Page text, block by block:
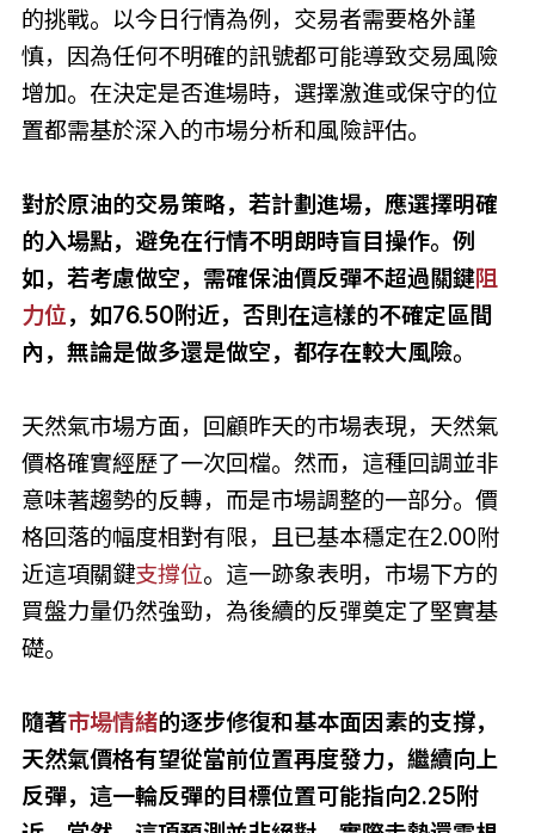
的挑戰。以今日行情為例，交易者需要格外謹
慎，因為任何不明確的訊號都可能導致交易風險
增加。在決定是否進場時，選擇激進或保守的位
置都需基於深入的市場分析和風險評估。
對於原油的交易策略，若計劃進場，應選擇明確
的入場點，避免在行情不明朗時盲目操作。例
如，若考慮做空，需確保油價反彈不超過關鍵阻
力位，如76.50附近，否則在這樣的不確定區間
內，無論是做多還是做空，都存在較大風險。
天然氣市場方面，回顧昨天的市場表現，天然氣
價格確實經歷了一次回檔。然而，這種回調並非
意味著趨勢的反轉，而是市場調整的一部分。價
格回落的幅度相對有限，且已基本穩定在2.00附
近這項關鍵支撐位。這一跡象表明，市場下方的
買盤力量仍然強勁，為後續的反彈奠定了堅實基
礎。
隨著市場情緒的逐步修復和基本面因素的支撐，
天然氣價格有望從當前位置再度發力，繼續向上
反彈，這一輪反彈的目標位置可能指向2.25附